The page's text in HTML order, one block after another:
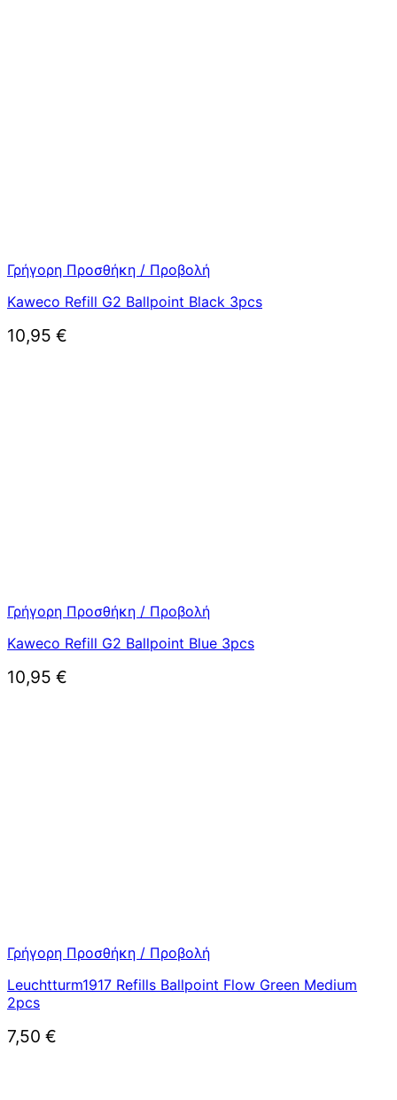
Γρήγορη Προσθήκη / Προβολή
Kaweco Refill G2 Ballpoint Black 3pcs
10,95 €
Γρήγορη Προσθήκη / Προβολή
Kaweco Refill G2 Ballpoint Blue 3pcs
10,95 €
Γρήγορη Προσθήκη / Προβολή
Leuchtturm1917 Refills Ballpoint Flow Green Medium
2pcs
7,50 €